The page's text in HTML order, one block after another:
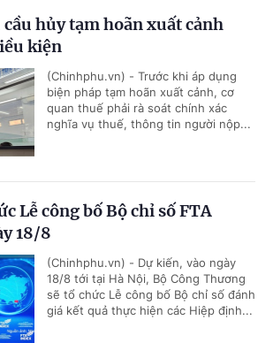
cầu hủy tạm hoãn xuất cảnh
kiện
(Chinhphu.vn) - Trước khi áp dụng
biện pháp tạm hoãn xuất cảnh, cơ
quan thuế phải rà soát chính xác
nghĩa vụ thuế, thông tin người nộp...
Lễ công bố Bộ chỉ số FTA
18/8
(Chinhphu.vn) - Dự kiến, vào ngày
18/8 tới tại Hà Nội, Bộ Công Thương
sẽ tổ chức Lễ công bố Bộ chỉ số đánh
giá kết quả thực hiện các Hiệp định...